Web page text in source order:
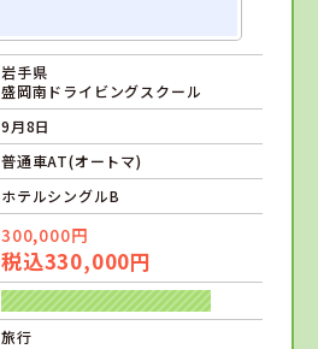
岩手県
盛岡南ドライビングスクール
9月8日
普通車AT(オートマ)
ホテルシングルB
300,000円
税込330,000円
旅行